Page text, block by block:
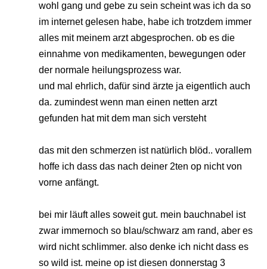
wohl gang und gebe zu sein scheint was ich da so
im internet gelesen habe, habe ich trotzdem immer
alles mit meinem arzt abgesprochen. ob es die
einnahme von medikamenten, bewegungen oder
der normale heilungsprozess war.
und mal ehrlich, dafür sind ärzte ja eigentlich auch
da. zumindest wenn man einen netten arzt
gefunden hat mit dem man sich versteht
das mit den schmerzen ist natürlich blöd.. vorallem
hoffe ich dass das nach deiner 2ten op nicht von
vorne anfängt.
bei mir läuft alles soweit gut. mein bauchnabel ist
zwar immernoch so blau/schwarz am rand, aber es
wird nicht schlimmer. also denke ich nicht dass es
so wild ist. meine op ist diesen donnerstag 3